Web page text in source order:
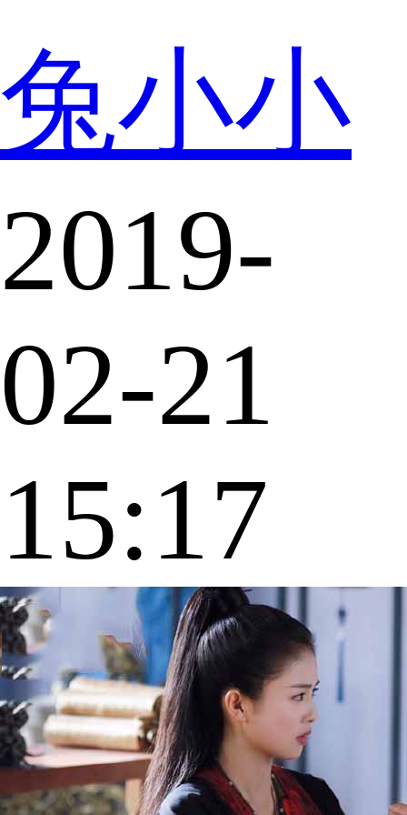
兔小小
2019-
02-21
15:17